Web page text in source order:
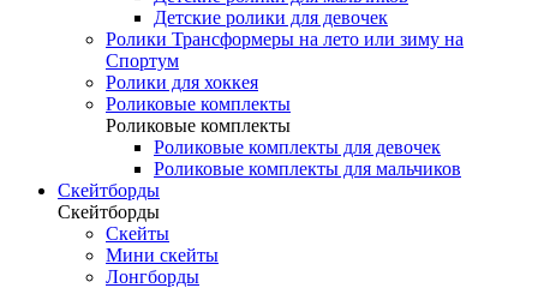
Детские ролики для девочек
Ролики Трансформеры на лето или зиму на
Спортум
Ролики для хоккея
Роликовые комплекты
Роликовые комплекты
Роликовые комплекты для девочек
Роликовые комплекты для мальчиков
Скейтборды
Скейтборды
Скейты
Мини скейты
Лонгборды